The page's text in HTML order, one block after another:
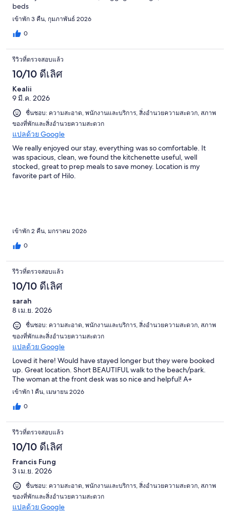
beds
เข้าพัก 3 คืน, กุมภาพันธ์ 2026
0
รีวิวที่ตรวจสอบแล้ว
10/10 ดีเลิศ
Kealii
9 มี.ค. 2026
ชื่นชอบ: ความสะอาด, พนักงานและบริการ, สิ่งอำนวยความสะดวก, สภาพ
ของที่พักและสิ่งอำนวยความสะดวก
แปลด้วย Google
We really enjoyed our stay, everything was so comfortable. It
was spacious, clean, we found the kitchenette useful, well
stocked, great to prep meals to save money. Location is my
favorite part of Hilo.
เข้าพัก 2 คืน, มกราคม 2026
0
รีวิวที่ตรวจสอบแล้ว
10/10 ดีเลิศ
sarah
8 เม.ย. 2026
ชื่นชอบ: ความสะอาด, พนักงานและบริการ, สิ่งอำนวยความสะดวก, สภาพ
ของที่พักและสิ่งอำนวยความสะดวก
แปลด้วย Google
Loved it here! Would have stayed longer but they were booked
up. Great location. Short BEAUTIFUL walk to the beach/park.
The woman at the front desk was so nice and helpful! A+
เข้าพัก 1 คืน, เมษายน 2026
0
รีวิวที่ตรวจสอบแล้ว
10/10 ดีเลิศ
Francis Fung
3 เม.ย. 2026
ชื่นชอบ: ความสะอาด, พนักงานและบริการ, สิ่งอำนวยความสะดวก, สภาพ
ของที่พักและสิ่งอำนวยความสะดวก
แปลด้วย Google